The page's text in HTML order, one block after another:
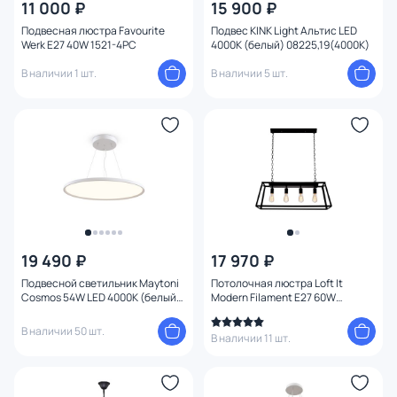
11 000 ₽
Подвесная люстра Favourite
Werk E27 40W 1521-4PC
В наличии 1 шт.
15 900 ₽
Подвес KINK Light Альтис LED
4000К (белый) 08225,19(4000K)
В наличии 5 шт.
19 490 ₽
Подвесной светильник Maytoni
Cosmos 54W LED 4000К (белый)
В наличии 50 шт.
17 970 ₽
Потолочная люстра Loft It
Modern Filament E27 60W
В наличии 11 шт.
Количество ламп
Цвет свечения
Тип помещения 1
Управление
Назначение
Форма